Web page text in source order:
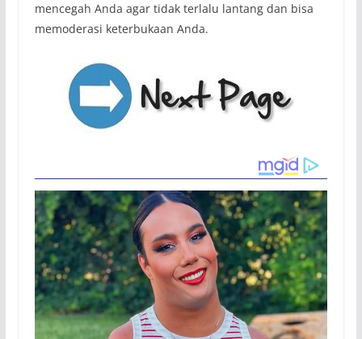
mencegah Anda agar tidak terlalu lantang dan bisa
memoderasi keterbukaan Anda.